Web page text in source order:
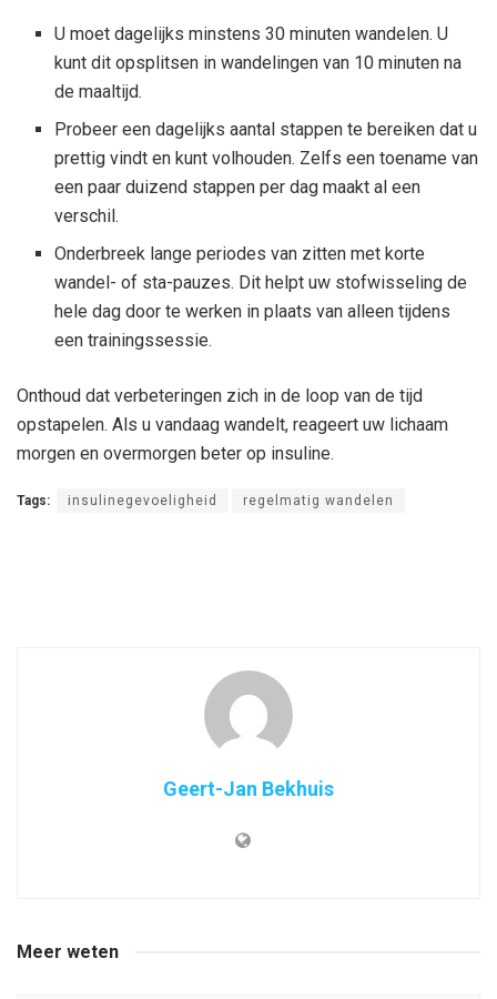
U moet dagelijks minstens 30 minuten wandelen. U
kunt dit opsplitsen in wandelingen van 10 minuten na
de maaltijd.
Probeer een dagelijks aantal stappen te bereiken dat u
prettig vindt en kunt volhouden. Zelfs een toename van
een paar duizend stappen per dag maakt al een
verschil.
Onderbreek lange periodes van zitten met korte
wandel- of sta-pauzes. Dit helpt uw stofwisseling de
hele dag door te werken in plaats van alleen tijdens
een trainingssessie.
Onthoud dat verbeteringen zich in de loop van de tijd
opstapelen. Als u vandaag wandelt, reageert uw lichaam
morgen en overmorgen beter op insuline.
Tags: insulinegevoeligheid regelmatig wandelen
Geert-Jan Bekhuis
Meer weten